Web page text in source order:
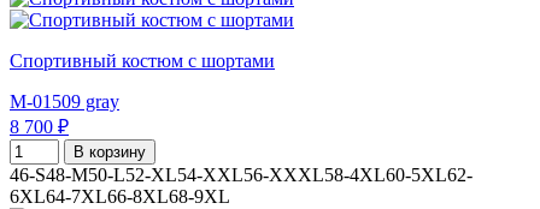
Спортивный костюм с шортами
M-01509 gray
8 700 ₽
В корзину
46-S48-M50-L52-XL54-XXL56-XXXL58-4XL60-5XL62-
6XL64-7XL66-8XL68-9XL